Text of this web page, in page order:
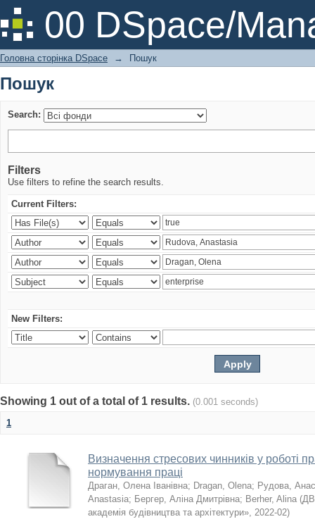
00 DSpace/
Пошук
Головна сторінка DSpace → Пошук
Пошук
Search:
Filters
Use filters to refine the search results.
Current Filters:
New Filters:
Showing 1 out of a total of 1 results. (0.001 seconds)
1
Визначення стресових чинників у роботі
нормування праці
Драган, Олена Іванівна; Dragan, Olena; Рудова,
Anastasia; Бергер, Аліна Дмитрівна; Berher, Alina (
академія будівництва та архітектури», 2022-02)